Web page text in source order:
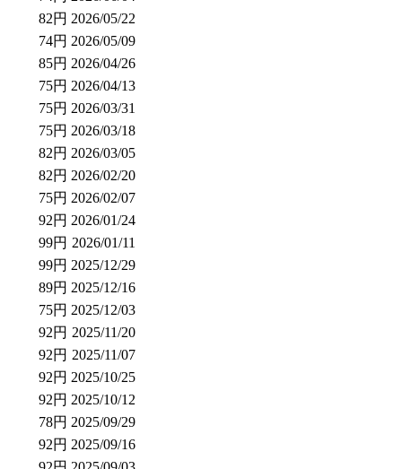
82円 2026/05/22
74円 2026/05/09
85円 2026/04/26
75円 2026/04/13
75円 2026/03/31
75円 2026/03/18
82円 2026/03/05
82円 2026/02/20
75円 2026/02/07
92円 2026/01/24
99円 2026/01/11
99円 2025/12/29
89円 2025/12/16
75円 2025/12/03
92円 2025/11/20
92円 2025/11/07
92円 2025/10/25
92円 2025/10/12
78円 2025/09/29
92円 2025/09/16